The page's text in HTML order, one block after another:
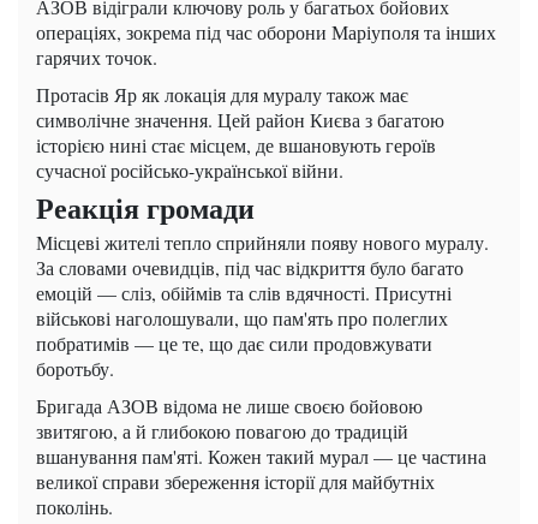
АЗОВ відіграли ключову роль у багатьох бойових
операціях, зокрема під час оборони Маріуполя та інших
гарячих точок.
Протасів Яр як локація для муралу також має
символічне значення. Цей район Києва з багатою
історією нині стає місцем, де вшановують героїв
сучасної російсько-української війни.
Реакція громади
Місцеві жителі тепло сприйняли появу нового муралу.
За словами очевидців, під час відкриття було багато
емоцій — сліз, обіймів та слів вдячності. Присутні
військові наголошували, що пам'ять про полеглих
побратимів — це те, що дає сили продовжувати
боротьбу.
Бригада АЗОВ відома не лише своєю бойовою
звитягою, а й глибокою повагою до традицій
вшанування пам'яті. Кожен такий мурал — це частина
великої справи збереження історії для майбутніх
поколінь.